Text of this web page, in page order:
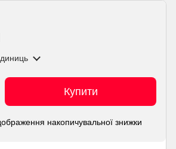
Купити
накопичувальної знижки